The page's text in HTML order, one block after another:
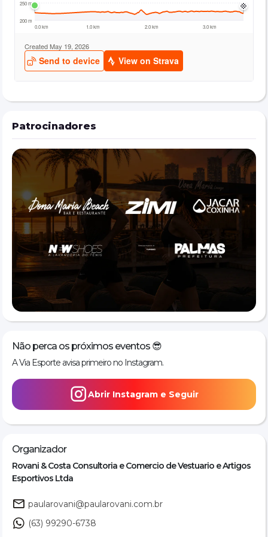
momento da experimentação, sendo que o
número do tênis disponibilizado será o definido
no ato da inscrição
PROGRAMAÇÃO PREVISTA
17h00 – Recepção dos participantes
Durante o evento – Experimentação Nike + hidratação
Lounge, com promoções e combos especiais para os
CONDIÇÕES DE PARTICIPAÇÃO
Ao realizar a inscrição, o participante declara que:
Está em condições físicas adequadas para a prática de
atividade física
Participa do evento por sua própria responsabilidade
Autoriza o uso de sua imagem em fotos e vídeos captados
durante o evento para fins de divulgação da PAULA ROVANI
Sports, Nike e parceiros
﻿INFORMAÇÕES GERAIS
📍 Local: Dona Maria Lounge – Praia da Graciosa, Palmas/TO
📅 Data: 23 de maio de 2026
⏰ Horário: a partir das 17h
🎟 Vagas: 100 participantes
💰 Inscrição: R$ 39,90 + taxa
Patrocinadores
Não perca os próximos eventos 😎
A Via Esporte avisa primeiro no Instagram.
Abrir Instagram e Seguir
Organizador
Rovani & Costa Consultoria e Comercio de Vestuario e Artigos
Esportivos Ltda
paularovani@paularovani.com.br
(63) 99290-6738